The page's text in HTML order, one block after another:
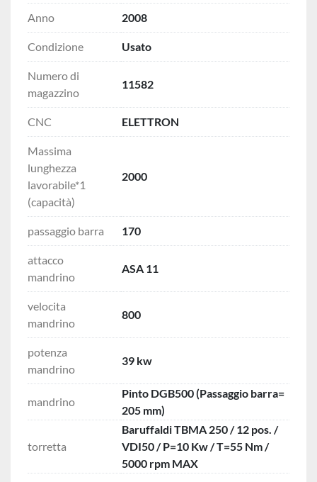
Anno 2008
Condizione Usato
Numero di
magazzino
11582
CNC ELETTRON
Massima
lunghezza
lavorabile*1
(capacità)
2000
passaggio barra 170
attacco
mandrino
ASA 11
velocita
mandrino
800
potenza
mandrino
39 kw
mandrino
Pinto DGB500 (Passaggio barra=
205 mm)
torretta
Baruffaldi TBMA 250 / 12 pos. /
VDI50 / P=10 Kw / T=55 Nm /
5000 rpm MAX